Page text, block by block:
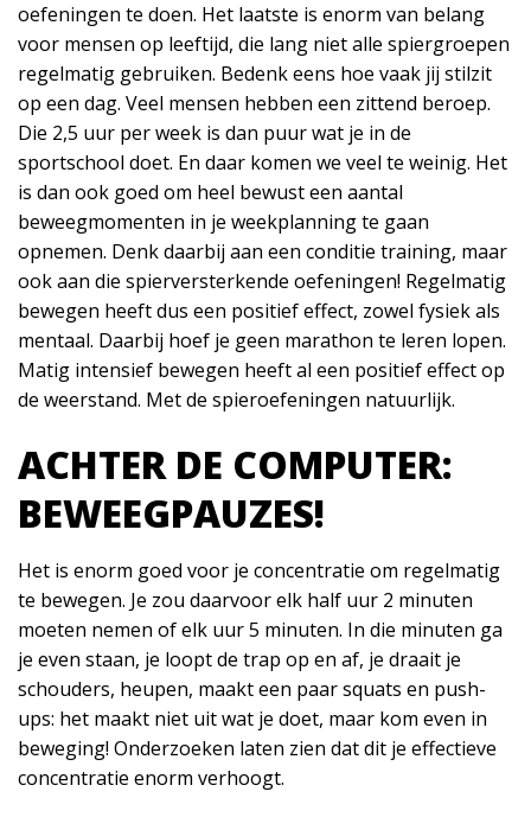
oefeningen te doen. Het laatste is enorm van belang
voor mensen op leeftijd, die lang niet alle spiergroepen
regelmatig gebruiken. Bedenk eens hoe vaak jij stilzit
op een dag. Veel mensen hebben een zittend beroep.
Die 2,5 uur per week is dan puur wat je in de
sportschool doet. En daar komen we veel te weinig. Het
is dan ook goed om heel bewust een aantal
beweegmomenten in je weekplanning te gaan
opnemen. Denk daarbij aan een conditie training, maar
ook aan die spierversterkende oefeningen! Regelmatig
bewegen heeft dus een positief effect, zowel fysiek als
mentaal. Daarbij hoef je geen marathon te leren lopen.
Matig intensief bewegen heeft al een positief effect op
de weerstand. Met de spieroefeningen natuurlijk.
ACHTER DE COMPUTER:
BEWEEGPAUZES!
Het is enorm goed voor je concentratie om regelmatig
te bewegen. Je zou daarvoor elk half uur 2 minuten
moeten nemen of elk uur 5 minuten. In die minuten ga
je even staan, je loopt de trap op en af, je draait je
schouders, heupen, maakt een paar squats en push-
ups: het maakt niet uit wat je doet, maar kom even in
beweging! Onderzoeken laten zien dat dit je effectieve
concentratie enorm verhoogt.